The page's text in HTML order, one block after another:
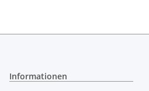
Informationen